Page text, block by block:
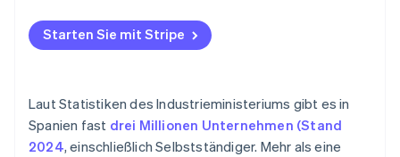
Ratenzahlungen für die Körperschaftsteuer mit
40.3 berechnen
Starten Sie mit Stripe
Laut Statistiken des Industrieministeriums gibt es in
Spanien fast drei Millionen Unternehmen (Stand
2024, einschließlich Selbstständiger. Mehr als eine